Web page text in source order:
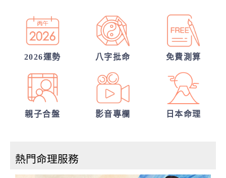
30項情定一生占
2026運勢 八字批命 免費測算
親子合盤 影音專欄 日本命理
熱門命理服務